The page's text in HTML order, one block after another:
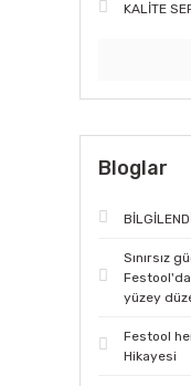
KALİTE
Bloglar
Sınırsız
yüzey
Festool
Hikayesi